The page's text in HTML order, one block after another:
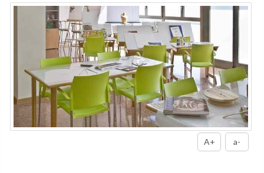
A+ a-